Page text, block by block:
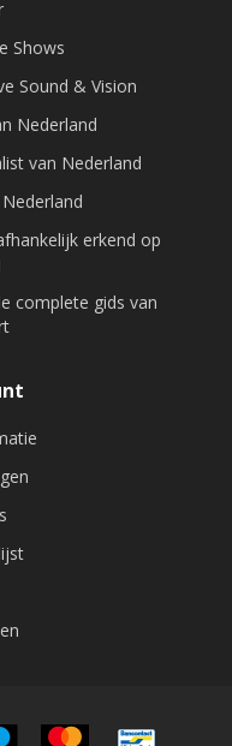
Shows
Sound & Vision
Nederland
van Nederland
erkend op
complete gids van